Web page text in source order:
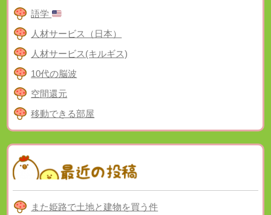
語学
人材サービス（日本）
人材サービス(キルギス)
10代の脳波
空間還元
移動できる部屋
また姫路で土地と建物を買う件